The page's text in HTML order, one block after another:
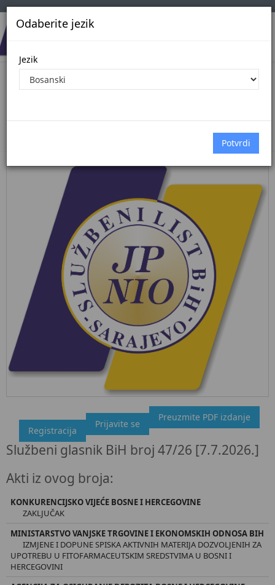
Odaberite jezik
Jezik
Pregled Dokumenata| Broj 47/26
"Službeni glasnik BiH", broj 47/26 7.7.2026.
Ovdje možete preuzeti dokument, kao i obaviti kratki uvid u
sadržaj dokumenta.
Preuzmite PDF izdanje
Prijavite se
Registracija
Službeni glasnik BiH broj 47/26 [7.7.2026.]
Akti iz ovog broja:
KONKURENCIJSKO VIJEĆE BOSNE I HERCEGOVINE
ZAKLJUČAK
MINISTARSTVO VANJSKE TRGOVINE I EKONOMSKIH ODNOSA BIH
IZMJENE I DOPUNE SPISKA AKTIVNIH MATERIJA DOZVOLJENIH ZA
UPOTREBU U FITOFARMACEUTSKIM SREDSTVIMA U BOSNI I
HERCEGOVINI